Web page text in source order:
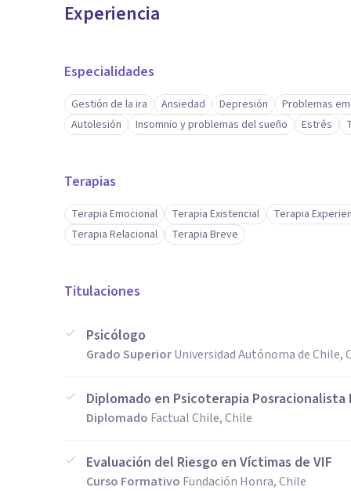
Experiencia
Especialidades
Gestión de la ira Ansiedad Depresión Problemas
Autolesión
Insomnio y problemas del sueño Estrés
Terapias
Terapia Emocional Terapia Existencial Terapia
Terapia Relacional
Terapia Breve
Titulaciones
Psicólogo
Grado SuperiorUniversidad Autónoma de Chile,
Diplomado en Psicoterapia
Diplomado Factual Chile, Chile
Evaluación del Riesgo en Víctimas de VIF
Curso Formativo Fundación Honra, Chile